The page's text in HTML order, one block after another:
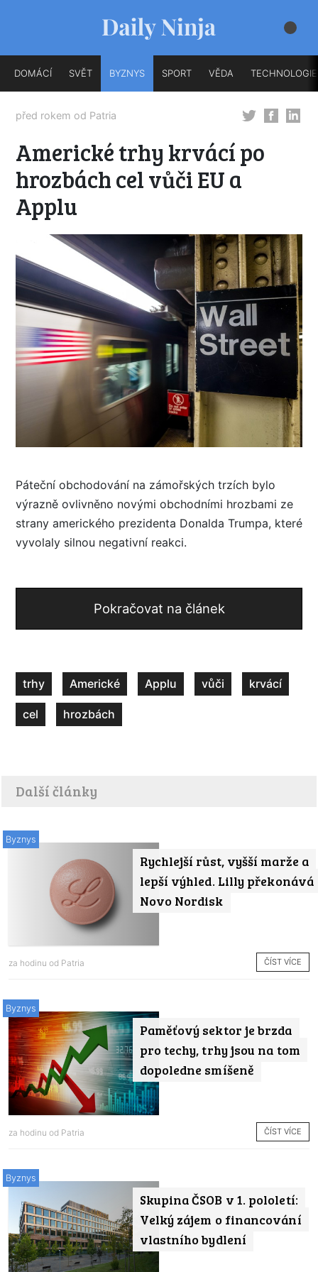
DOMÁCÍ SVĚT BYZNYS SPORT VĚDA TECHNOLOGIE
před rokem od Patria
Americké trhy krvácí po
hrozbách cel vůči EU a
Applu
Páteční obchodování na zámořských trzích bylo
výrazně ovlivněno novými obchodními hrozbami ze
strany amerického prezidenta Donalda Trumpa, které
vyvolaly silnou negativní reakci.
Pokračovat na článek
trhy Americké Applu vůči krvácí
cel hrozbách
Další články
Rychlejší růst, vyšší marže a
lepší výhled. Lilly překonává
Novo Nordisk
Byznys
za hodinu od Patria ČÍST VÍCE
Paměťový sektor je brzda
pro techy, trhy jsou na tom
dopoledne smíšeně
Byznys
za hodinu od Patria ČÍST VÍCE
Skupina ČSOB v 1. pololetí:
Velký zájem o financování
vlastního bydlení
Byznys